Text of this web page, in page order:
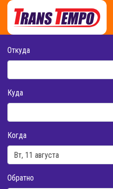
Откуда
Куда
Когда
Обратно